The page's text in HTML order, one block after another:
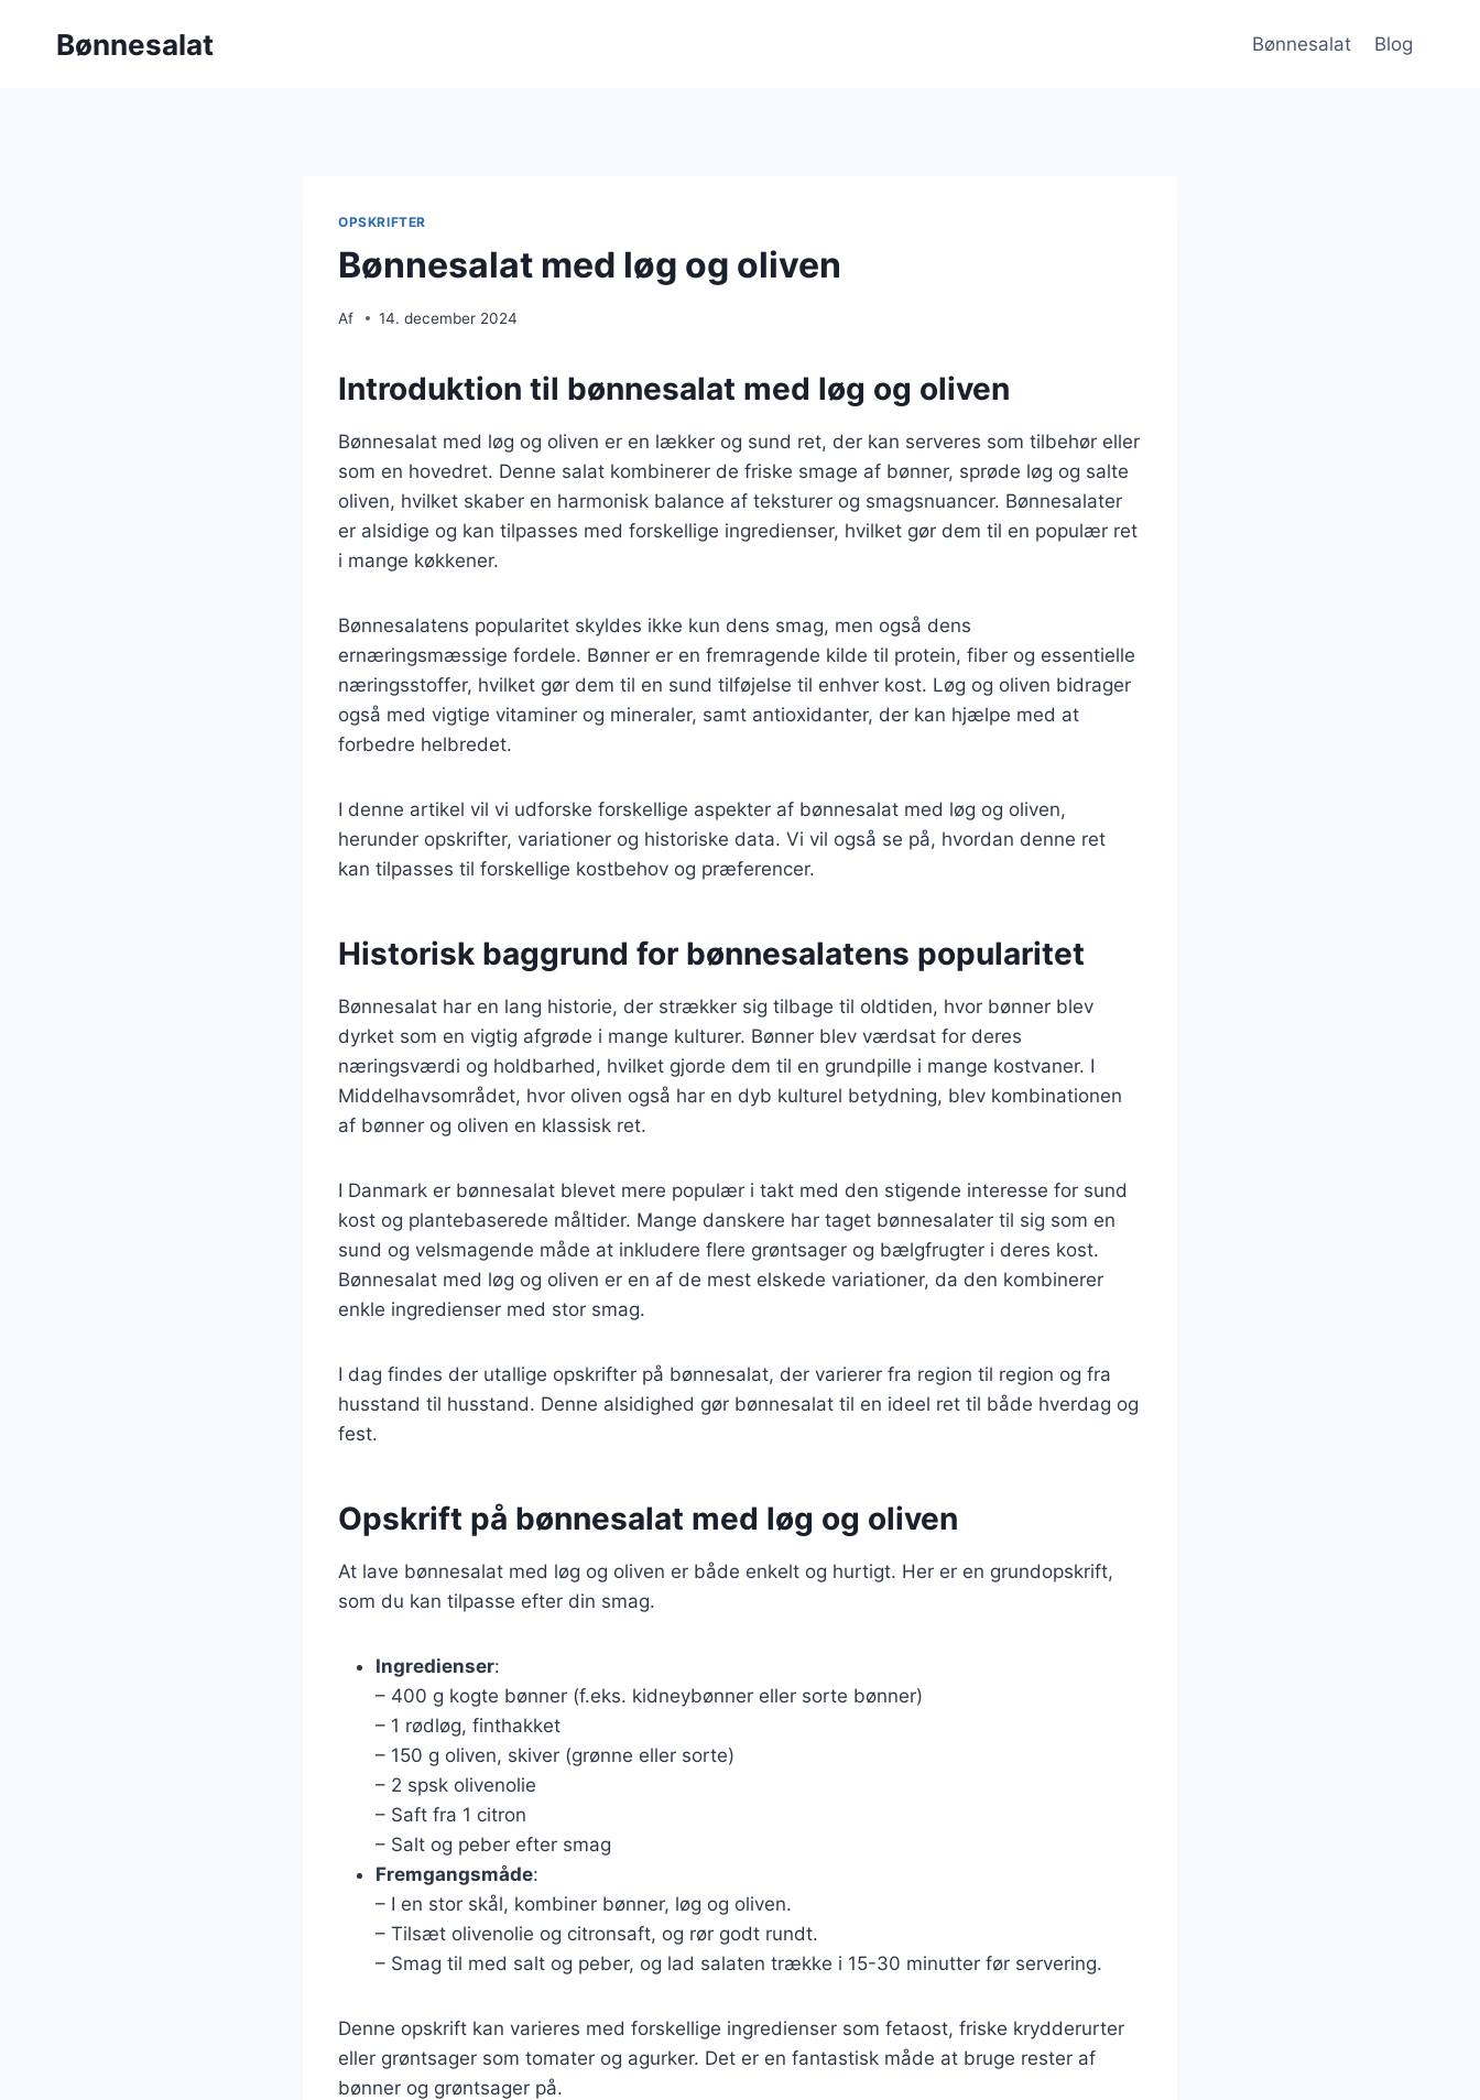
Bønnesalat Bønnesalat Blog
OPSKRIFTER
Bønnesalat med løg og oliven
Af 14. december 2024
Introduktion til bønnesalat med løg og oliven
Bønnesalat med løg og oliven er en lækker og sund ret, der kan serveres som tilbehør eller
som en hovedret. Denne salat kombinerer de friske smage af bønner, sprøde løg og salte
oliven, hvilket skaber en harmonisk balance af teksturer og smagsnuancer. Bønnesalater
er alsidige og kan tilpasses med forskellige ingredienser, hvilket gør dem til en populær ret
i mange køkkener.
Bønnesalatens popularitet skyldes ikke kun dens smag, men også dens
ernæringsmæssige fordele. Bønner er en fremragende kilde til protein, fiber og essentielle
næringsstoffer, hvilket gør dem til en sund tilføjelse til enhver kost. Løg og oliven bidrager
også med vigtige vitaminer og mineraler, samt antioxidanter, der kan hjælpe med at
forbedre helbredet.
I denne artikel vil vi udforske forskellige aspekter af bønnesalat med løg og oliven,
herunder opskrifter, variationer og historiske data. Vi vil også se på, hvordan denne ret
kan tilpasses til forskellige kostbehov og præferencer.
Historisk baggrund for bønnesalatens popularitet
Bønnesalat har en lang historie, der strækker sig tilbage til oldtiden, hvor bønner blev
dyrket som en vigtig afgrøde i mange kulturer. Bønner blev værdsat for deres
næringsværdi og holdbarhed, hvilket gjorde dem til en grundpille i mange kostvaner. I
Middelhavsområdet, hvor oliven også har en dyb kulturel betydning, blev kombinationen
af bønner og oliven en klassisk ret.
I Danmark er bønnesalat blevet mere populær i takt med den stigende interesse for sund
kost og plantebaserede måltider. Mange danskere har taget bønnesalater til sig som en
sund og velsmagende måde at inkludere flere grøntsager og bælgfrugter i deres kost.
Bønnesalat med løg og oliven er en af de mest elskede variationer, da den kombinerer
enkle ingredienser med stor smag.
I dag findes der utallige opskrifter på bønnesalat, der varierer fra region til region og fra
husstand til husstand. Denne alsidighed gør bønnesalat til en ideel ret til både hverdag og
fest.
Opskrift på bønnesalat med løg og oliven
At lave bønnesalat med løg og oliven er både enkelt og hurtigt. Her er en grundopskrift,
som du kan tilpasse efter din smag.
Ingredienser:
– 400 g kogte bønner (f.eks. kidneybønner eller sorte bønner)
– 1 rødløg, finthakket
– 150 g oliven, skiver (grønne eller sorte)
– 2 spsk olivenolie
– Saft fra 1 citron
– Salt og peber efter smag
Fremgangsmåde:
– I en stor skål, kombiner bønner, løg og oliven.
– Tilsæt olivenolie og citronsaft, og rør godt rundt.
– Smag til med salt og peber, og lad salaten trække i 15-30 minutter før servering.
Denne opskrift kan varieres med forskellige ingredienser som fetaost, friske krydderurter
eller grøntsager som tomater og agurker. Det er en fantastisk måde at bruge rester af
bønner og grøntsager på.